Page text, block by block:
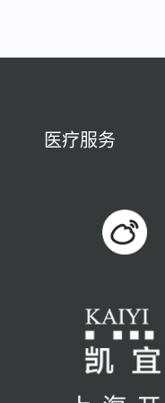
医疗服务